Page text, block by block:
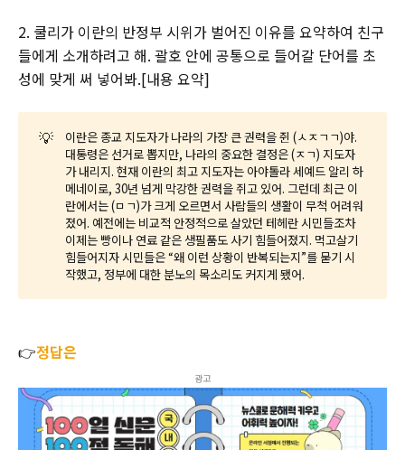
2. 쿨리가 이란의 반정부 시위가 벌어진 이유를 요약하여 친구
들에게 소개하려고 해. 괄호 안에 공통으로 들어갈 단어를 초
성에 맞게 써 넣어봐.[내용 요약]
💡
이란은 종교 지도자가 나라의 가장 큰 권력을 쥔 (ㅅㅈㄱㄱ)야.
대통령은 선거로 뽑지만, 나라의 중요한 결정은 (ㅈㄱ) 지도자
가 내리지. 현재 이란의 최고 지도자는 아야톨라 세예드 알리 하
메네이로, 30년 넘게 막강한 권력을 쥐고 있어. 그런데 최근 이
란에서는 (ㅁㄱ)가 크게 오르면서 사람들의 생활이 무척 어려워
졌어. 예전에는 비교적 안정적으로 살았던 테헤란 시민들조차
이제는 빵이나 연료 같은 생필품도 사기 힘들어졌지. 먹고살기
힘들어지자 시민들은 “왜 이런 상황이 반복되는지”를 묻기 시
작했고, 정부에 대한 분노의 목소리도 커지게 됐어.
👉정답은
광고